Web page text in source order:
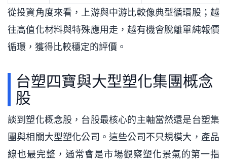
從投資角度來看，上游與中游比較像典型循環股；越
往高值化材料與特殊應用走，越有機會脫離單純報價
循環，獲得比較穩定的評價。
台塑四寶與大型塑化集團概念
股
談到塑化概念股，台股最核心的主軸當然還是台塑集
團與相關大型塑化公司。這些公司不只規模大，產品
線也最完整，通常會是市場觀察塑化景氣的第一指